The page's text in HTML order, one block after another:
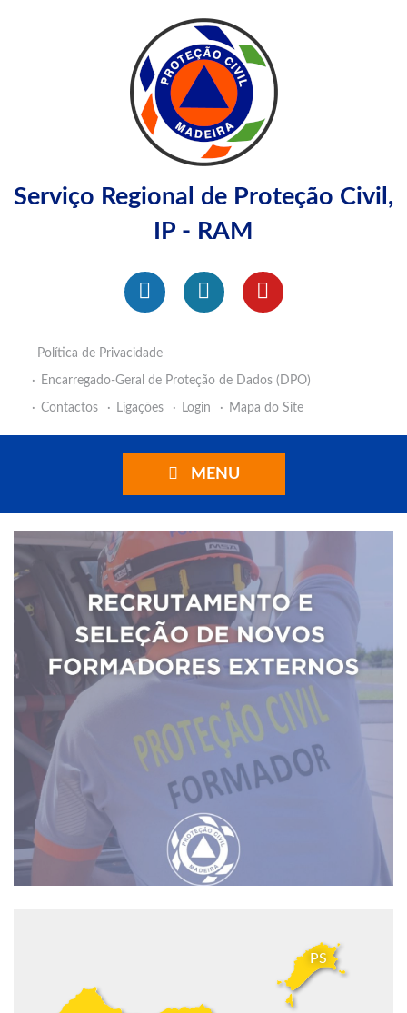
Serviço Regional de Proteção Civil,
IP - RAM
Política de Privacidade
Encarregado-Geral de Proteção de Dados (DPO)
Contactos
Ligações Login Mapa do Site
MENU
PS